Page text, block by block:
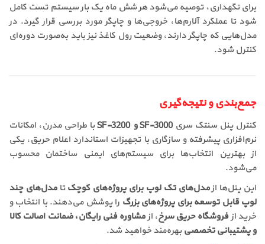
برای نگهداری، توصیه می‌شود هر شش ماه یک بار سیستم تست کامل
شود تا عملکرد آلارم‌ها، خروجی‌ها و چاپگر مورد بررسی قرار گیرد. در
مدل‌هایی که چاپگر دارند، وضعیت رول کاغذ نیز باید به‌صورت دوره‌ای
کنترل شود.
جمع‌بندی و نتیجه‌گیری
کنترل پنل سنتک سریSF-3000 و SF-3200
با طراحی مدرن، امکانات
نرم‌افزاری پیشرفته و سازگاری با تجهیزات استاندارد اعلام حریق، یکی
از بهترین انتخاب‌ها برای سیستم‌های ایمنی ساختمان محسوب
می‌شود.
این پنل‌ها ازمدل‌های تک لوپ برای پروژه‌های کوچکتامدل‌های چند
لوپ قابل توسعه برای پروژه‌های بزرگ را پوشش می‌دهند. با انتخاب و
خرید ازفروشگاه حریق سرخ، ازمشاوره فنی رایگان، ضمانت اصالت کالا
و پشتیبانی تخصصی بهره‌مند خواهید شد.